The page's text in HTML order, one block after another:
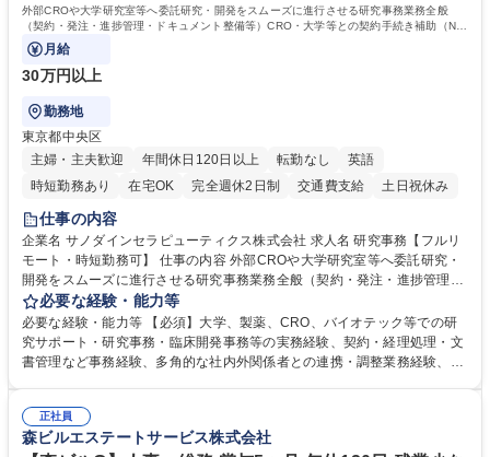
外部CROや大学研究室等へ委託研究・開発をスムーズに進行させる研究事務業務全般
（契約・発注・進捗管理・ドキュメント整備等）CRO・大学等との契約手続き補助（ND
A・委託・共同研究契約等の進行・記録管理）
月給
30万円以上
勤務地
東京都中央区
主婦・主夫歓迎
年間休日120日以上 転勤なし
英語
時短勤務あり
在宅OK 完全週休2日制 交通費支給 土日祝休み
仕事の内容
企業名 サノダインセラピューティクス株式会社 求人名 研究事務【フルリ
モート・時短勤務可】 仕事の内容 外部CROや大学研究室等へ委託研究・
開発をスムーズに進行させる研究事務業務全般（契約・発注・進捗管理・
ドキュメント整備等）CRO・大学等との契約手続き補助（NDA・委託・
共同研究契約等の進行・記録管理） ■見積取得、発注、検収、請求処理等
の事務手続き ■委託先との定例会議の調整・アジェンダ準備・議事録作成
■研究報告書、試験関連資料、SOP等の整備・版管理・保管 ■研究開発の
他研究開発に関わる総務・庶務 募集職種 研究事務【フルリモート・時短
勤務可】
必要な経験・能力等
必要な経験・能力等 【必須】大学、製薬、CRO、バイオテック等での研
究サポート・研究事務・臨床開発事務等の実務経験、契約・経理処理・文
書管理など事務経験、多角的な社内外関係者との連携・調整業務経験、基
ル対応力 【働き方について】フルリモートやハイブリッド勤務、時短勤務
など個々のライフスタイルに応じた柔軟な働き方が可能です。育児や介護
正社員
森ビルエステートサービス株式会社